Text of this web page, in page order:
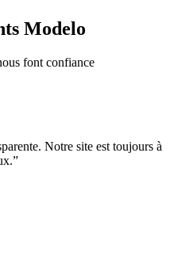
Modelo
font confiance
Notre site est toujours à
”